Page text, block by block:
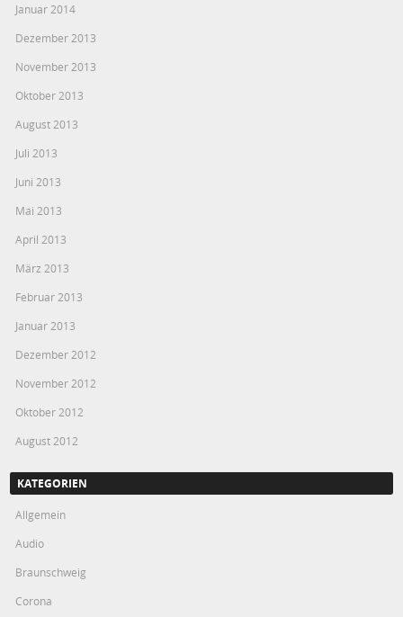
Januar 2014
Dezember 2013
November 2013
Oktober 2013
August 2013
Juli 2013
Juni 2013
Mai 2013
April 2013
März 2013
Februar 2013
Januar 2013
Dezember 2012
November 2012
Oktober 2012
August 2012
KATEGORIEN
Allgemein
Audio
Braunschweig
Corona